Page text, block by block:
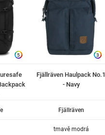
5 3
Fjällräven Haulpack No.1
- Navy
Fjällräven
tmavě modrá